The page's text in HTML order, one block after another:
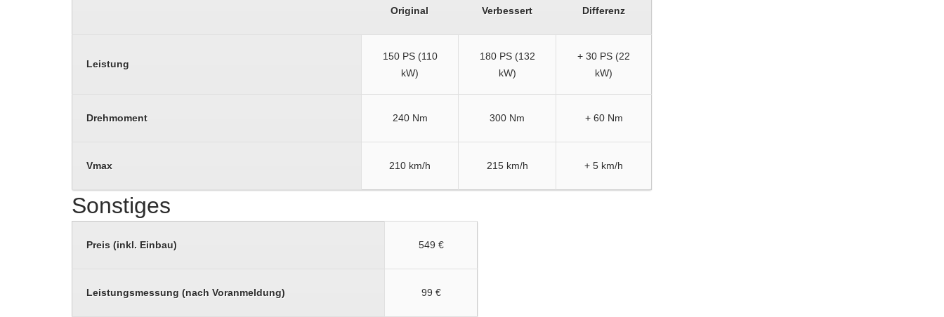
Original Verbessert Differenz
Leistung
150 PS (110
kW)
180 PS (132
kW)
+ 30 PS (22
kW)
Drehmoment 240 Nm 300 Nm + 60 Nm
Vmax 210 km/h 215 km/h + 5 km/h
Sonstiges
Preis (inkl. Einbau) 549 €
Leistungsmessung (nach Voranmeldung) 99 €